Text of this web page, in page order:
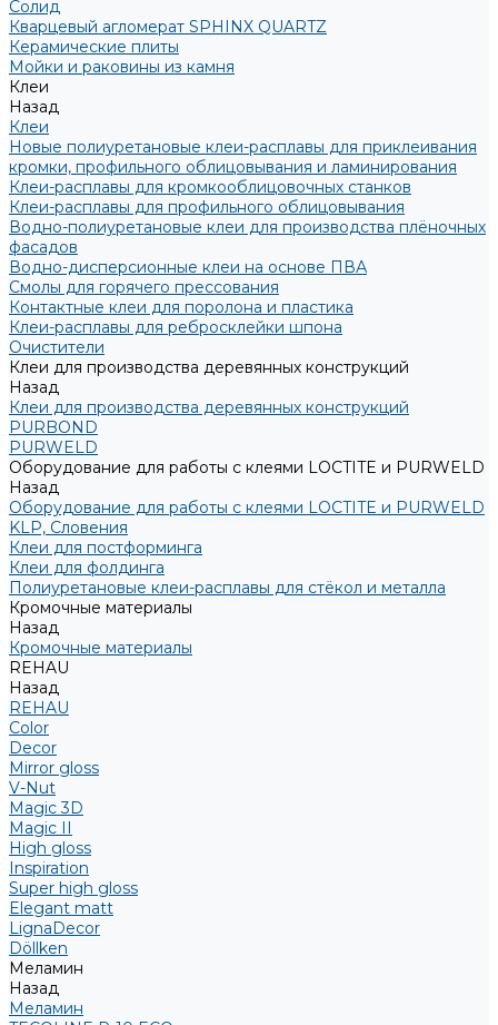
Солид
Кварцевый агломерат SPHINX QUARTZ
Керамические плиты
Мойки и раковины из камня
Клеи
Назад
Клеи
Новые полиуретановые клеи-расплавы для приклеивания
кромки, профильного облицовывания и ламинирования
Клеи-расплавы для кромкооблицовочных станков
Клеи-расплавы для профильного облицовывания
Водно-полиуретановые клеи для производства плёночных
фасадов
Водно-дисперсионные клеи на основе ПВА
Смолы для горячего прессования
Контактные клеи для поролона и пластика
Клеи-расплавы для ребросклейки шпона
Очистители
Клеи для производства деревянных конструкций
Назад
Клеи для производства деревянных конструкций
PURBOND
PURWELD
Оборудование для работы с клеями LOCTITE и PURWELD
Назад
Оборудование для работы с клеями LOCTITE и PURWELD
KLP, Словения
Клеи для постформинга
Клеи для фолдинга
Полиуретановые клеи-расплавы для стёкол и металла
Кромочные материалы
Назад
Кромочные материалы
REHAU
Назад
REHAU
Color
Decor
Mirror gloss
V-Nut
Magic 3D
Magic II
High gloss
Inspiration
Super high gloss
Elegant matt
LignaDecor
Döllken
Меламин
Назад
Меламин